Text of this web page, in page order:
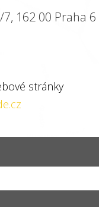
7, 162 00 Praha 6
stránky